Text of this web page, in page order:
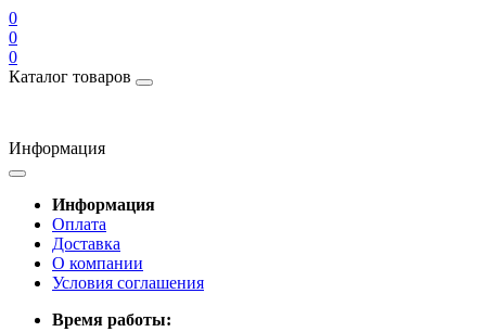
0
0
0
Каталог товаров
Информация
Информация
Оплата
Доставка
О компании
Условия соглашения
Время работы: